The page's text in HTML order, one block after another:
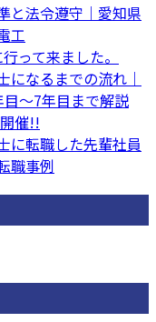
と法令遵守｜愛知県
工
って来ました。
になるまでの流れ｜
〜7年目まで解説
催!!
に転職した先輩社員
職事例